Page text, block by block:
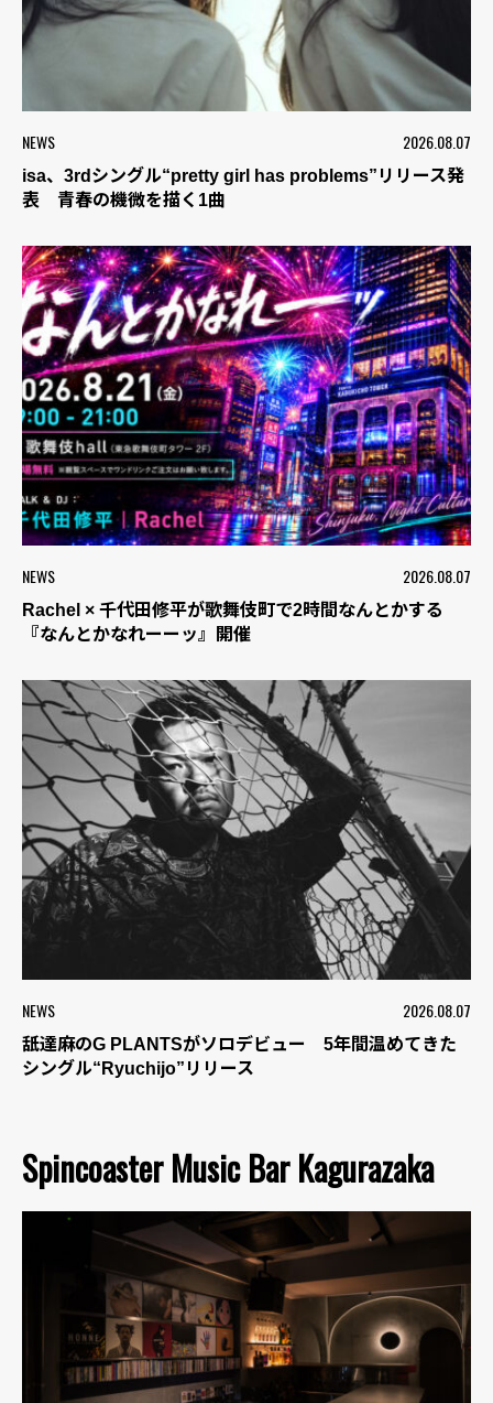
NEWS 2026.08.07
isa、3rdシングル“pretty girl has problems”リリース発
表 青春の機微を描く1曲
NEWS 2026.08.07
Rachel × 千代田修平が歌舞伎町で2時間なんとかする
『なんとかなれーーッ』開催
NEWS 2026.08.07
舐達麻のG PLANTSがソロデビュー 5年間温めてきた
シングル“Ryuchijo”リリース
Spincoaster Music Bar Kagurazaka